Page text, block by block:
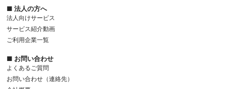
■ 法人の方へ
法人向けサービス
サービス紹介動画
ご利用企業一覧
■ お問い合わせ
よくあるご質問
お問い合わせ（連絡先）